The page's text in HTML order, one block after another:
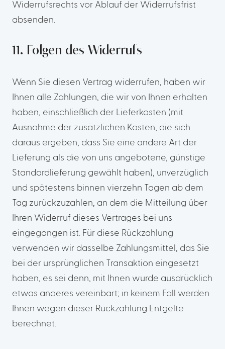
Widerrufsrechts vor Ablauf der Widerrufsfrist
absenden.
11. Folgen des Widerrufs
Wenn Sie diesen Vertrag widerrufen, haben wir
Ihnen alle Zahlungen, die wir von Ihnen erhalten
haben, einschließlich der Lieferkosten (mit
Ausnahme der zusätzlichen Kosten, die sich
daraus ergeben, dass Sie eine andere Art der
Lieferung als die von uns angebotene, günstige
Standardlieferung gewählt haben), unverzüglich
und spätestens binnen vierzehn Tagen ab dem
Tag zurückzuzahlen, an dem die Mitteilung über
Ihren Widerruf dieses Vertrages bei uns
eingegangen ist. Für diese Rückzahlung
verwenden wir dasselbe Zahlungsmittel, das Sie
bei der ursprünglichen Transaktion eingesetzt
haben, es sei denn, mit Ihnen wurde ausdrücklich
etwas anderes vereinbart; in keinem Fall werden
Ihnen wegen dieser Rückzahlung Entgelte
berechnet.